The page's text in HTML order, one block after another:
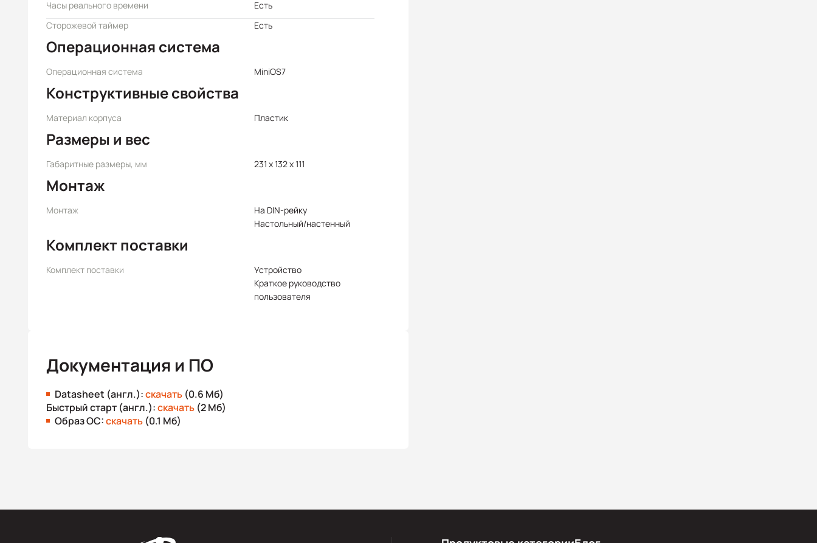
Часы реального времени
Есть
Сторожевой таймер
Есть
Операционная система
Операционная система MiniOS7
Конструктивные свойства
Материал корпуса Пластик
Размеры и вес
Габаритные размеры, мм 231 x 132 x 111
Монтаж
Монтаж
На DIN-рейку
Настольный/настенный
Комплект поставки
Комплект поставки
Устройство
Краткое руководство
пользователя
Документация и ПО
Datasheet (англ.):скачать (0.6 Мб)
Быстрый старт (англ.):скачать (2 Мб)
Образ ОС:скачать (0.1 Мб)